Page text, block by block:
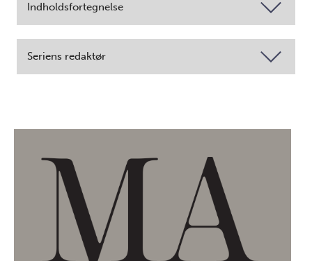
Indholdsfortegnelse
Seriens redaktør